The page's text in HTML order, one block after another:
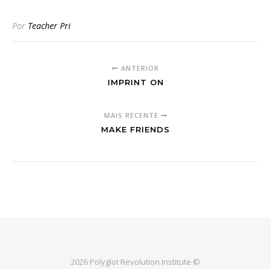
Por Teacher Pri
ANTERIOR
IMPRINT ON
MAIS RECENTE
MAKE FRIENDS
2026 Polyglot Revolution Institute ©